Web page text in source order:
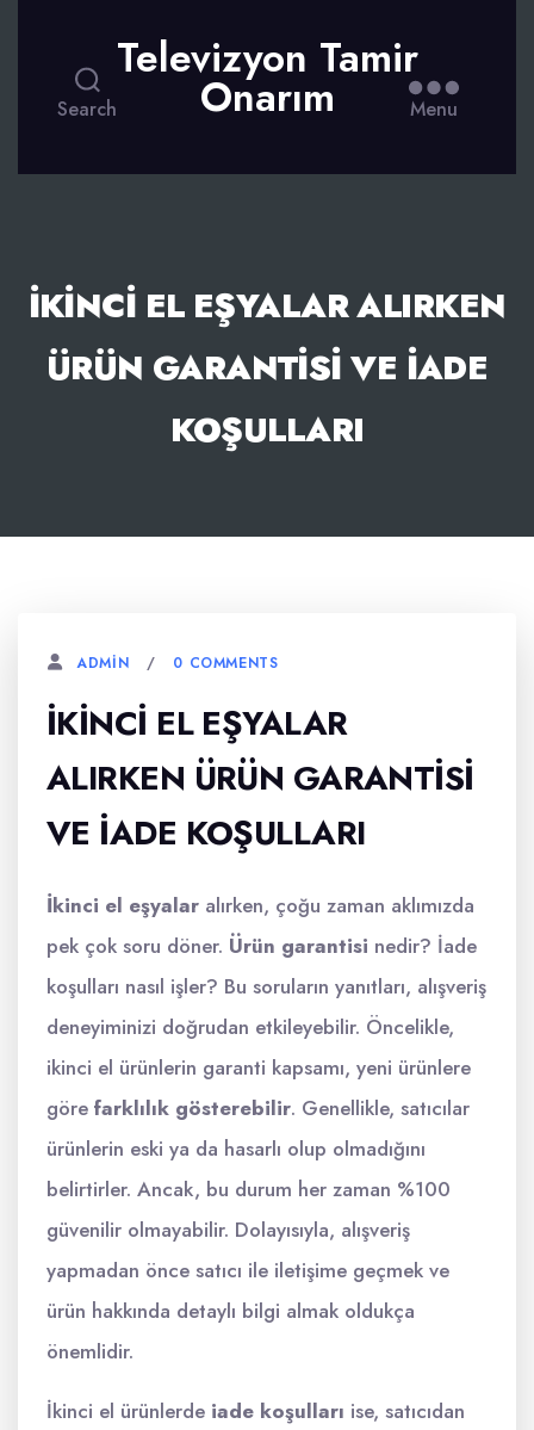
Search
Televizyon Tamir
Onarım Menu
İKINCI EL EŞYALAR ALIRKEN
ÜRÜN GARANTISI VE İADE
KOŞULLARI
ADMIN 0 COMMENTS
İKINCI EL EŞYALAR
ALIRKEN ÜRÜN GARANTISI
VE İADE KOŞULLARI
İkinci el eşyalar alırken, çoğu zaman aklımızda
pek çok soru döner. Ürün garantisi nedir? İade
koşulları nasıl işler? Bu soruların yanıtları, alışveriş
deneyiminizi doğrudan etkileyebilir. Öncelikle,
ikinci el ürünlerin garanti kapsamı, yeni ürünlere
göre farklılık gösterebilir. Genellikle, satıcılar
ürünlerin eski ya da hasarlı olup olmadığını
belirtirler. Ancak, bu durum her zaman %100
güvenilir olmayabilir. Dolayısıyla, alışveriş
yapmadan önce satıcı ile iletişime geçmek ve
ürün hakkında detaylı bilgi almak oldukça
önemlidir.
İkinci el ürünlerde iade koşulları ise, satıcıdan